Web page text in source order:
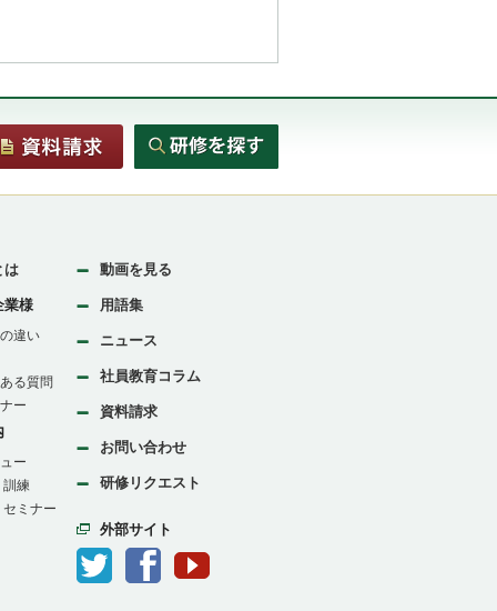
は
業様
違い
る質問
ー
ー
訓練
ミナー
動画を見る
用語集
ニュース
社員教育コラム
資料請求
お問い合わせ
研修リクエスト
外部サイト